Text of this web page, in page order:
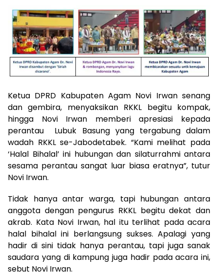
Ketua DPRD Kabupaten Agam Novi Irwan senang
dan gembira, menyaksikan RKKL begitu kompak,
hingga Novi Irwan memberi apresiasi kepada
perantau Lubuk Basung yang tergabung dalam
wadah RKKL se-Jabodetabek. “Kami melihat pada
‘Halal Bihalal’ ini hubungan dan silaturrahmi antara
sesama perantau sangat luar biasa eratnya”, tutur
Novi Irwan.
Tidak hanya antar warga, tapi hubungan antara
anggota dengan pengurus RKKL begitu dekat dan
akrab. Kata Novi Irwan, hal itu terlihat pada acara
halal bihalal ini berlangsung sukses. Apalagi yang
hadir di sini tidak hanya perantau, tapi juga sanak
saudara yang di kampung juga hadir pada acara ini,
sebut Novi Irwan.